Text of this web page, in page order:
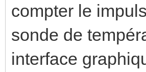
compter le
sonde de
interface